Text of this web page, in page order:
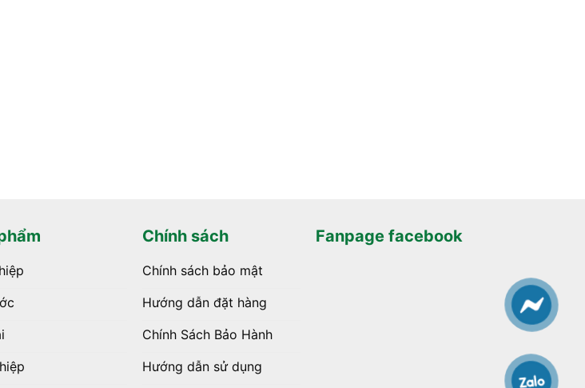
Chính sách
Chính sách bảo mật
Hướng dẫn đặt hàng
Chính Sách Bảo Hành
Hướng dẫn sử dụng
Fanpage facebook